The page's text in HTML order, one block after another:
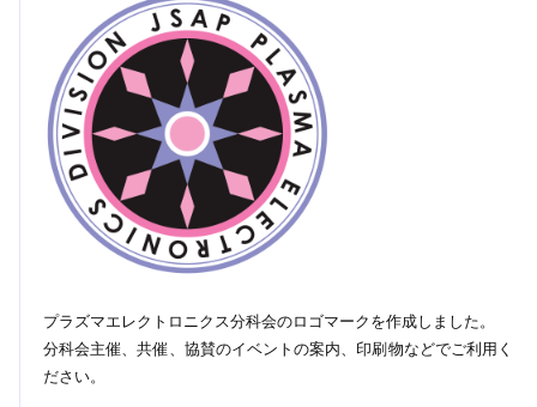
プラズマエレクトロニクス分科会のロゴマークを作成しました。
分科会主催、共催、協賛のイベントの案内、印刷物などでご利用く
ださい。